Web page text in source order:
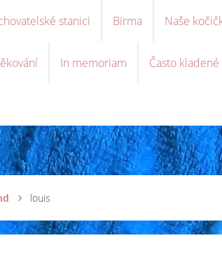
stanici Birma Naše
In memoriam Často kladené
louis